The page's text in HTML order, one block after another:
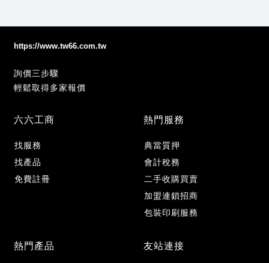
https://www.tw66.com.tw
詢價三步驟
輕鬆取得多家報價
六六工商
找服務
找產品
免費註冊
熱門服務
典當質押
會計稅務
二手收購買賣
加盟連鎖招商
包裝印刷服務
熱門產品 友站連接